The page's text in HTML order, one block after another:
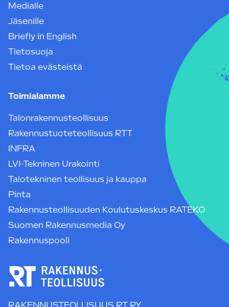
Medialle
Jäsenille
Briefly in English
Tietosuoja
Tietoa evästeistä
Toimialamme
Talonrakennusteollisuus
Rakennustuoteteollisuus RTT
INFRA
LVI-Tekninen Urakointi
Talotekninen teollisuus ja kauppa
Pinta
Rakennusteollisuuden Koulutuskeskus RATEKO
Suomen Rakennusmedia Oy
Rakennuspooli